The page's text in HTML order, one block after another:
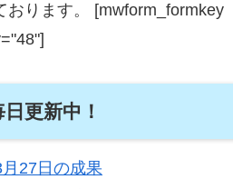
おります。 [mwform_formkey
日更新中！
月27日の成果